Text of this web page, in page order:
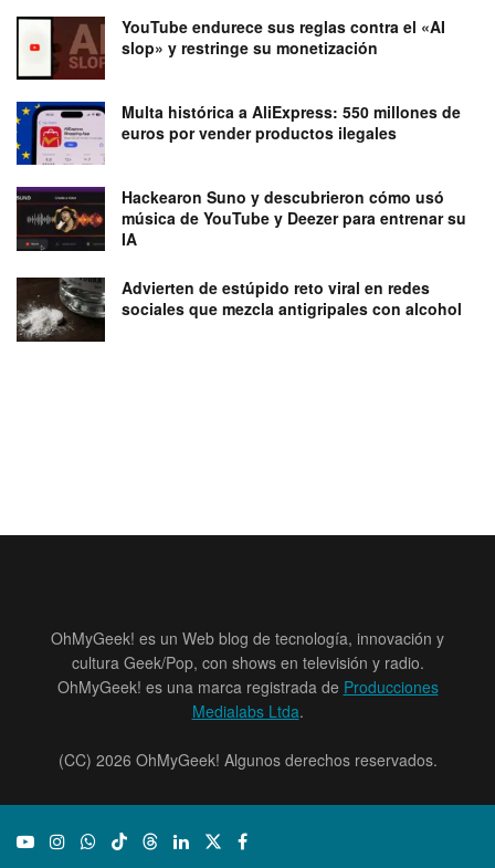
YouTube endurece sus reglas contra el «AI
slop» y restringe su monetización
Multa histórica a AliExpress: 550 millones de
euros por vender productos ilegales
Hackearon Suno y descubrieron cómo usó
música de YouTube y Deezer para entrenar su
IA
Advierten de estúpido reto viral en redes
sociales que mezcla antigripales con alcohol
OhMyGeek! es un Web blog de tecnología, innovación y
cultura Geek/Pop, con shows en televisión y radio.
OhMyGeek! es una marca registrada de Producciones
Medialabs Ltda.
(CC) 2026 OhMyGeek! Algunos derechos reservados.